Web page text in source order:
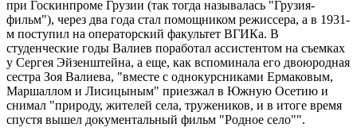
при Госкинпроме Грузии (так тогда называлась "Грузия-
фильм"), через два года стал помощником режиссера, а в 1931-
м поступил на операторский факультет ВГИКа. В
студенческие годы Валиев поработал ассистентом на съемках
у Сергея Эйзенштейна, а еще, как вспоминала его двоюродная
сестра Зоя Валиева, "вместе с однокурсниками Ермаковым,
Маршаллом и Лисицыным" приезжал в Южную Осетию и
снимал "природу, жителей села, тружеников, и в итоге время
спустя вышел документальный фильм "Родное село"".